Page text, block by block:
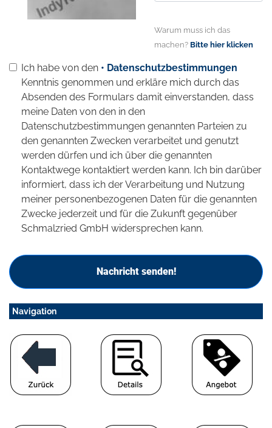
Warum muss ich das
machen? Bitte hier klicken
Ich habe von den • Datenschutzbestimmungen
Kenntnis genommen und erkläre mich durch das
Absenden des Formulars damit einverstanden, dass
meine Daten von den in den
Datenschutzbestimmungen genannten Parteien zu
den genannten Zwecken verarbeitet und genutzt
werden dürfen und ich über die genannten
Kontaktwege kontaktiert werden kann. Ich bin darüber
informiert, dass ich der Verarbeitung und Nutzung
meiner personenbezogenen Daten für die genannten
Zwecke jederzeit und für die Zukunft gegenüber
Schmalzried GmbH widersprechen kann.
Nachricht senden!
Navigation